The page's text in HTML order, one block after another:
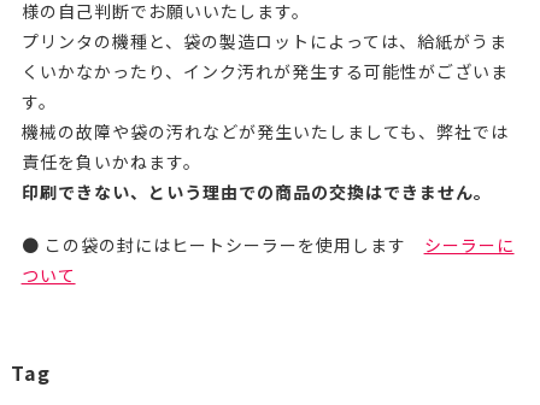
様の自己判断でお願いいたします。
プリンタの機種と、袋の製造ロットによっては、給紙がうま
くいかなかったり、インク汚れが発生する可能性がございま
す。
機械の故障や袋の汚れなどが発生いたしましても、弊社では
責任を負いかねます。
印刷できない、という理由での商品の交換はできません。
● この袋の封にはヒートシーラーを使用します シーラーに
ついて
Tag